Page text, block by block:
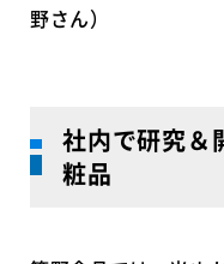
野さん）
社内で研究＆
粧品